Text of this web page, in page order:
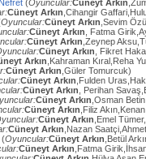
(Oyuncular:Cüneyt Arkın
Cüneyt Arkın ,Cihangir
Oyuncular:Cüneyt Arkın ,Sevim
Cüneyt Arkın , Fatma
Cüneyt Arkın ,Zeynep
Cüneyt Arkın , Fikret
Arkın ,Kahraman Kıral,Reha
Cüneyt Arkın ,Güler Tomurcuk)
Cüneyt Arkın ,Fulden
Cüneyt Arkın , Perihan
Cüneyt Arkın ,Osman
Cüneyt Arkın ,Filiz
Cüneyt Arkın ,Emel
Cüneyt Arkın ,Nazan
(Oyuncular:Cüneyt Arkın ,Betül
Cüneyt Arkın ,Fatma